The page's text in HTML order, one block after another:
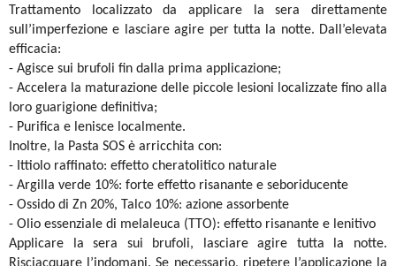
Trattamento localizzato da applicare la sera direttamente
sull’imperfezione e lasciare agire per tutta la notte. Dall’elevata
efficacia:
- Agisce sui brufoli fin dalla prima applicazione;
- Accelera la maturazione delle piccole lesioni localizzate fino alla
loro guarigione definitiva;
- Purifica e lenisce localmente.
Inoltre, la Pasta SOS è arricchita con:
- Ittiolo raffinato: effetto cheratolitico naturale
- Argilla verde 10%: forte effetto risanante e seboriducente
- Ossido di Zn 20%, Talco 10%: azione assorbente
- Olio essenziale di melaleuca (TTO): effetto risanante e lenitivo
Applicare la sera sui brufoli, lasciare agire tutta la notte.